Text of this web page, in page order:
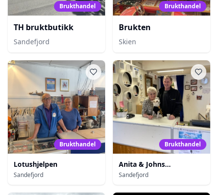
Brukthandel
TH bruktbutikk
Sandefjord
Brukthandel
Brukten
Skien
Brukthandel
Lotushjelpen
Sandefjord
Brukthandel
Anita & Johns
Bruktbutikk
Sandefjord